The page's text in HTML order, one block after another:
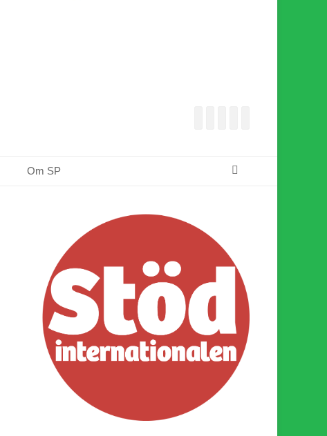
Om SP